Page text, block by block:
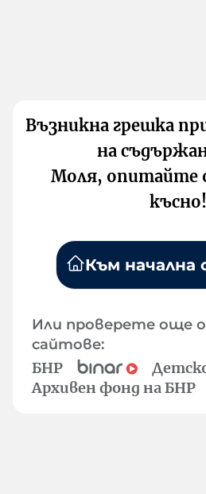
Възникна грешка
на
Моля, опитайте
късно!
Към начална
Или проверете още
сайтове:
БНР
Архивен фонд на БНР